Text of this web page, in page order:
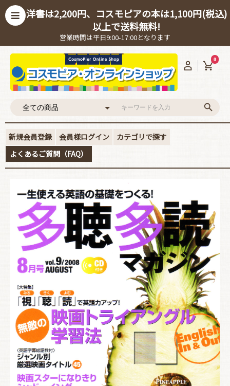
洋書は2,200円、コスモピアの本は1,100円(税込)
以上で送料無料!
営業時間は平日9:00-17:00となります
0
新規会員登録 会員様ログイン
カテゴリで探す
よくあるご質問（FAQ）